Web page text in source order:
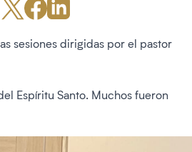
sesiones dirigidas por el pastor
Espíritu Santo. Muchos fueron